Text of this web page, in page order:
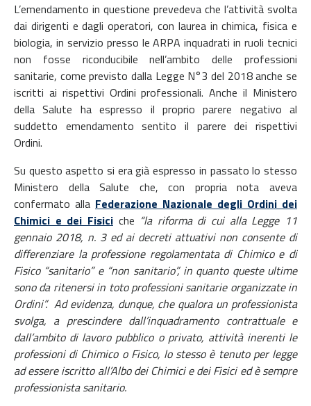
L’emendamento in questione prevedeva che l’attività svolta
dai dirigenti e dagli operatori, con laurea in chimica, fisica e
biologia, in servizio presso le ARPA inquadrati in ruoli tecnici
non fosse riconducibile nell’ambito delle professioni
sanitarie, come previsto dalla Legge N°3 del 2018 anche se
iscritti ai rispettivi Ordini professionali. Anche il Ministero
della Salute ha espresso il proprio parere negativo al
suddetto emendamento sentito il parere dei rispettivi
Ordini.
Su questo aspetto si era già espresso in passato lo stesso
Ministero della Salute che, con propria nota aveva
confermato alla Federazione Nazionale degli Ordini dei
Chimici e dei Fisiciche “la riforma di cui alla Legge 11
gennaio 2018, n. 3 ed ai decreti attuativi non consente di
differenziare la professione regolamentata di Chimico e di
Fisico “sanitario” e “non sanitario”, in quanto queste ultime
sono da ritenersi in toto professioni sanitarie organizzate in
Ordini”. Ad evidenza, dunque, che qualora un professionista
svolga, a prescindere dall’inquadramento contrattuale e
dall’ambito di lavoro pubblico o privato, attività inerenti le
professioni di Chimico o Fisico, lo stesso è tenuto per legge
ad essere iscritto all’Albo dei Chimici e dei Fisici ed è sempre
professionista sanitario.